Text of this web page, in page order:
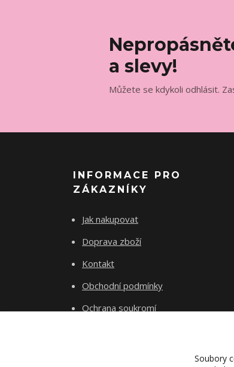
a slevy!
Můžete se kdykoli odhlásit.
INFORMACE PRO
ZÁKAZNÍKY
Jak nakupovat
Doprava zboží
Kontakt
Obchodní podmínky
Ochrana soukromí
Soubory